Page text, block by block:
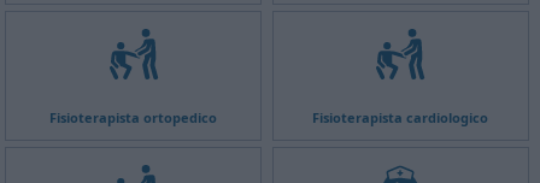
Fisioterapista ortopedico Fisioterapista cardiologico